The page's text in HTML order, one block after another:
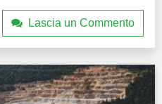
Lascia un Commento